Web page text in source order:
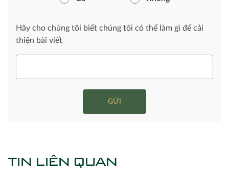
Hãy cho chúng tôi biết chúng tôi có thể làm gì để cải
thiện bài viết
GỬI
TIN LIÊN QUAN